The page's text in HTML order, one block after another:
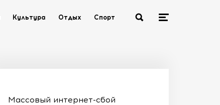
Культура Отдых Спорт
Массовый интернет-сбой